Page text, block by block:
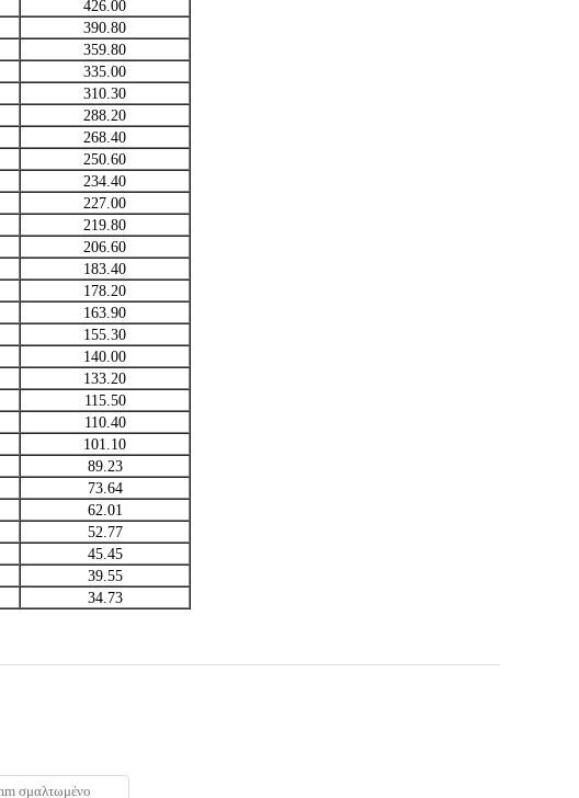
426.00
390.80
359.80
335.00
310.30
288.20
268.40
250.60
234.40
227.00
219.80
206.60
183.40
178.20
163.90
155.30
140.00
133.20
115.50
110.40
101.10
89.23
73.64
62.01
52.77
45.45
39.55
34.73